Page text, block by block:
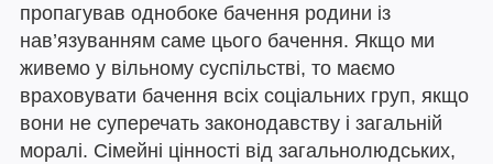
пропагував однобоке бачення родини із
нав’язуванням саме цього бачення. Якщо ми
живемо у вільному суспільстві, то маємо
враховувати бачення всіх соціальних груп, якщо
вони не суперечать законодавству і загальній
моралі. Сімейні цінності від загальнолюдських,